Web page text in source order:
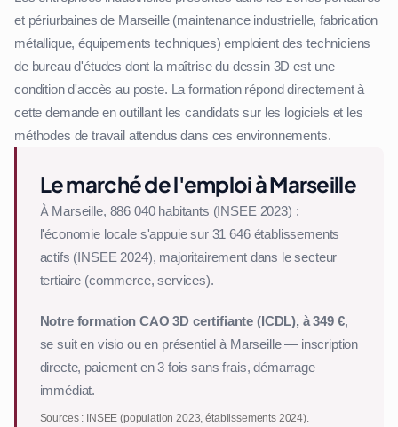
et périurbaines de Marseille (maintenance industrielle, fabrication
métallique, équipements techniques) emploient des techniciens
de bureau d'études dont la maîtrise du dessin 3D est une
condition d'accès au poste. La formation répond directement à
cette demande en outillant les candidats sur les logiciels et les
méthodes de travail attendus dans ces environnements.
Le marché de l'emploi à Marseille
À Marseille, 886 040 habitants (INSEE 2023) :
l'économie locale s'appuie sur 31 646 établissements
actifs (INSEE 2024), majoritairement dans le secteur
tertiaire (commerce, services).
Notre formation CAO 3D certifiante (ICDL), à 349 €,
se suit en visio ou en présentiel à Marseille — inscription
directe, paiement en 3 fois sans frais, démarrage
immédiat.
Sources : INSEE (population 2023, établissements 2024).